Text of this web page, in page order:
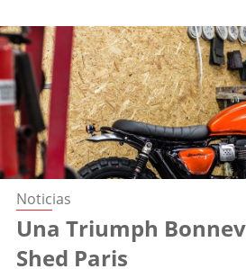
Noticias
Una Triumph
Shed Paris